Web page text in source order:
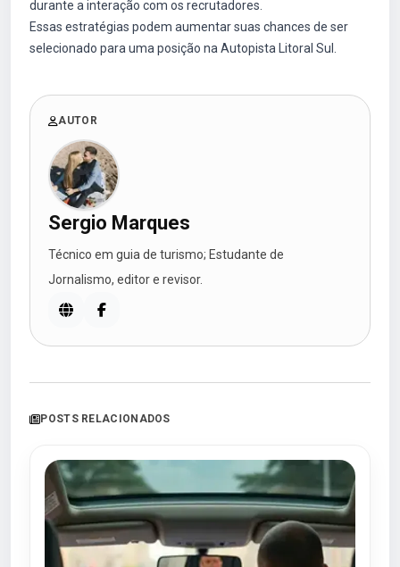
durante a interação com os recrutadores.
Essas estratégias podem aumentar suas chances de ser
selecionado para uma posição na Autopista Litoral Sul.
AUTOR
Sergio Marques
Técnico em guia de turismo; Estudante de
Jornalismo, editor e revisor.
POSTS RELACIONADOS